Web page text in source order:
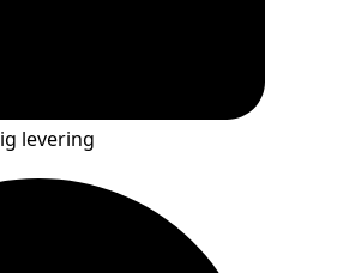
levering